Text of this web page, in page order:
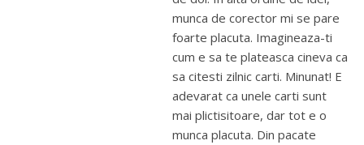
munca de corector mi se pare
foarte placuta. Imagineaza-ti
cum e sa te plateasca cineva ca
sa citesti zilnic carti. Minunat! E
adevarat ca unele carti sunt
mai plictisitoare, dar tot e o
munca placuta. Din pacate